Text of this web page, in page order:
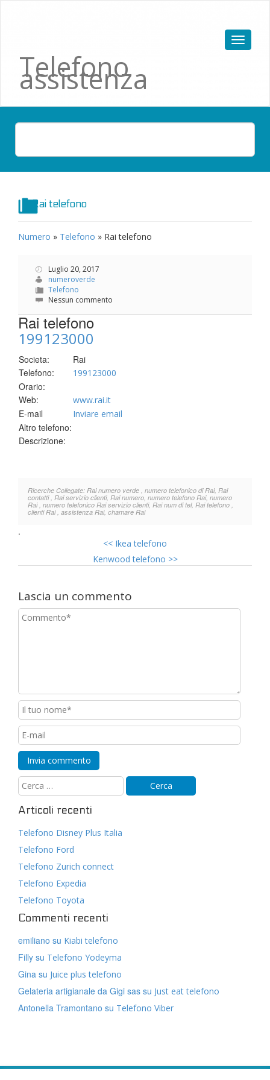
Telefono
assistenza
Rai telefono
Numero » Telefono » Rai telefono
Luglio 20, 2017
numeroverde
Telefono
Nessun commento
Rai telefono
199123000
Societa:
Rai
Telefono:
199123000
Orario:
Web:
www.rai.it
E-mail Inviare email
Altro telefono:
Descrizione:
Ricerche Collegate: Rai numero verde , numero telefonico di Rai, Rai
contatti , Rai servizio clienti, Rai numero, numero telefono Rai, numero
Rai , numero telefonico Rai servizio clienti, Rai num di tel, Rai telefono ,
clienti Rai , assistenza Rai, chamare Rai
.
<< Ikea telefono
Kenwood telefono >>
Lascia un commento
Articoli recenti
Telefono Disney Plus Italia
Telefono Ford
Telefono Zurich connect
Telefono Expedia
Telefono Toyota
Commenti recenti
emiliano su Kiabi telefono
Filly su Telefono Yodeyma
Gina su Juice plus telefono
Gelateria artigianale da Gigi sas su Just eat telefono
Antonella Tramontano su Telefono Viber